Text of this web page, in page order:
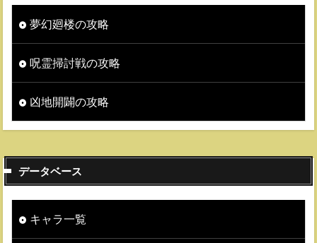
夢幻廻楼の攻略
呪霊掃討戦の攻略
凶地開闢の攻略
データベース
キャラ一覧